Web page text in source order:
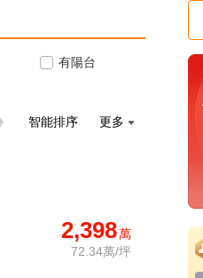
有陽台
智能排序 更多
2,398萬
72.34萬/坪